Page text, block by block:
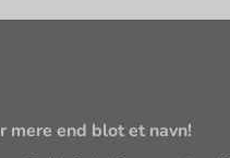
mere end blot et navn!